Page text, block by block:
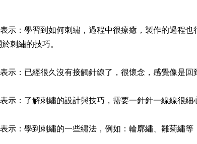
示：學習到如何刺繡，過程中很療癒，製作的過程
刺繡的技巧。
示：已經很久沒有接觸針線了，很懷念，感覺像是回
示：了解刺繡的設計與技巧，需要一針針一線線很細
示：學到刺繡的一些繡法，例如：輪廓繡、雛菊繡